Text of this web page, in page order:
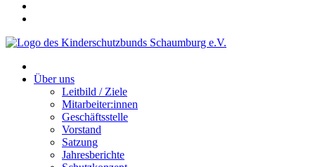
Über uns
Leitbild / Ziele
Mitarbeiter:innen
Geschäftsstelle
Vorstand
Satzung
Jahresberichte